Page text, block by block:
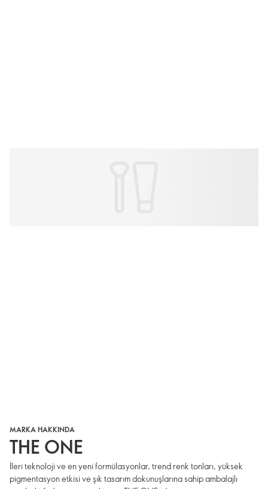
MARKA HAKKINDA
THE ONE
İleri teknoloji ve en yeni formülasyonlar, trend renk tonları, yüksek
pigmentasyon etkisi ve şık tasarım dokunuşlarına sahip ambalajlı